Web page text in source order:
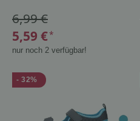
6,99 €
5,59 €*
nur noch 2 verfügbar!
- 32%